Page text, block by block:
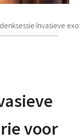
Invasieve
voor